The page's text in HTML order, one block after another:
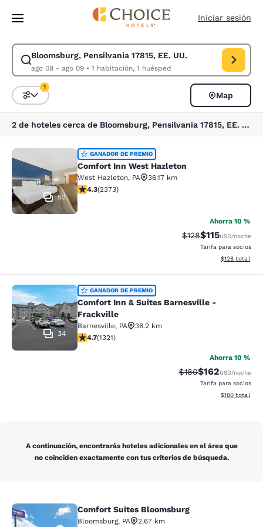
Pasar A Contenido Principal
Iniciar sesión
Bloomsburg, Pensilvania 17815, EE. UU.
ago 08 - ago 09• 1 habitación, 1 huésped
Modificar la búsqueda de Bloomsburg, Pensilvania 17815, EE. UU..
Ordenar y filtrar
1
Map
2 de hoteles cerca de Bloomsburg, Pensilvania 17815, EE. UU. coinciden con tus filtros
Comfort Inn West Hazleton
52
GANADOR DE PREMIO
Comfort Inn West Hazleton
West Hazleton, PA
36.17 km
calificación de 4.25 estrellas. Excelente. 2373 reseñas
4.3(2373)
Ahorra 10 %
Precio tachado:
$128Precio con
$115USD/noche
Tarifa para socios
Ver detalles
$128 total
Comfort Inn & Suites Barnesville -
34
GANADOR DE PREMIO
Comfort Inn & Suites Barnesville -
Frackville
Barnesville, PA
36.2 km
calificación de 4.65 estrellas. Excepcional. 1321
4.7(1321)
Ahorra 10 %
Precio tachado:
$180Precio con
$162USD/noche
Tarifa para socios
Ver detalles
$180 total
A continuación, encontrarás hoteles adicionales en el área que
no coinciden exactamente con tus criterios de búsqueda.
Comfort Suites Bloomsburg
Comfort Suites Bloomsburg
Bloomsburg, PA
2.67 km